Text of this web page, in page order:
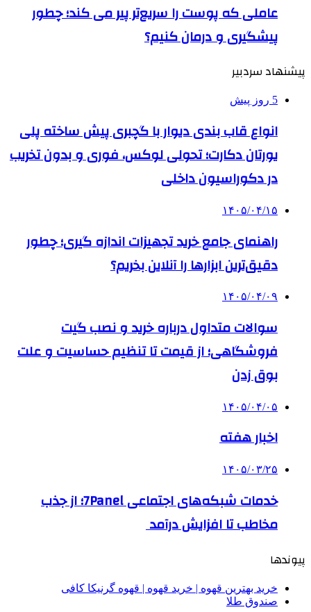
عاملی که پوست را سریع‌تر پیر می کند؛ چطور
پیشگیری و درمان کنیم؟
پیشنهاد سردبیر
5 روز پیش
انواع قاب بندی دیوار با گچبری پیش ساخته پلی
یورتان دکارت؛ تحولی لوکس، فوری و بدون تخریب
در دکوراسیون داخلی
۱۴۰۵/۰۴/۱۵
راهنمای جامع خرید تجهیزات اندازه گیری؛ چطور
دقیق‌ترین ابزارها را آنلاین بخریم؟
۱۴۰۵/۰۴/۰۹
سوالات متداول درباره خرید و نصب گیت
فروشگاهی؛ از قیمت تا تنظیم حساسیت و علت
بوق زدن
۱۴۰۵/۰۴/۰۵
اخبار هفته
۱۴۰۵/۰۳/۲۵
خدمات شبکه‌های اجتماعی 7Panel؛ از جذب
مخاطب تا افزایش درآمد
پیوندها
خرید بهترین قهوه | خرید قهوه | قهوه گرنیکا کافی
صندوق طلا